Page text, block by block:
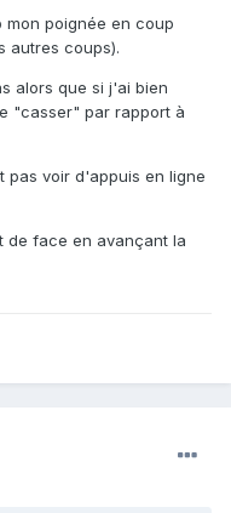
poignée en coup
autres coups).
alors que si j'ai bien
"casser" par rapport à
pas voir d'appuis en ligne
de face en avançant la